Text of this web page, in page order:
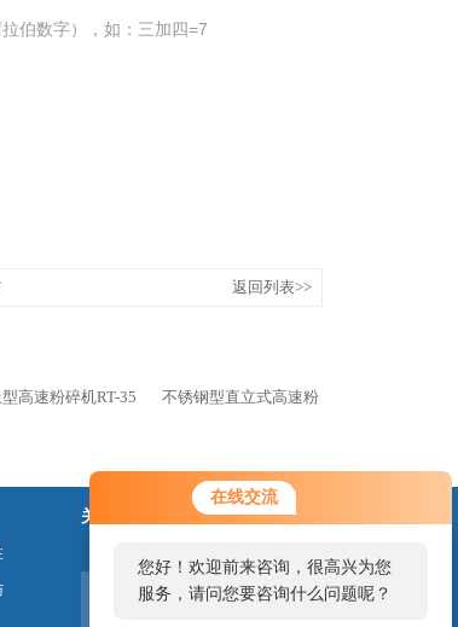
在线交流
您好！欢迎前来咨询，很高兴为您
服务，请问您要咨询什么问题呢？
伯数字），如：三加四=7
返回列表>>
高速粉碎机RT-35
不锈钢型直立式高速粉
关注我们